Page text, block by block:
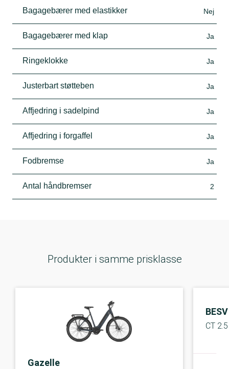
Bagagebærer med elastikker Nej
Bagagebærer med klap Ja
Ringeklokke Ja
Justerbart støtteben Ja
Affjedring i sadelpind Ja
Affjedring i forgaffel Ja
Fodbremse Ja
Antal håndbremser 2
Produkter i samme prisklasse
Gazelle
BESV
CT